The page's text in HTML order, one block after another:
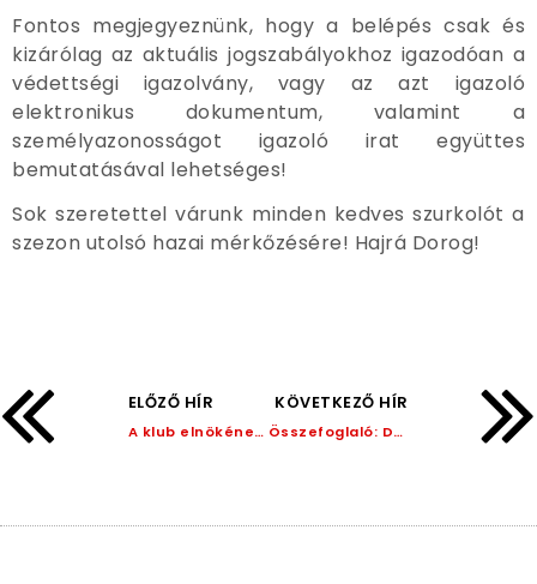
Fontos megjegyeznünk, hogy a belépés csak és
kizárólag az aktuális jogszabályokhoz igazodóan a
védettségi igazolvány, vagy az azt igazoló
elektronikus dokumentum, valamint a
személyazonosságot igazoló irat együttes
bemutatásával lehetséges!
Sok szeretettel várunk minden kedves szurkolót a
szezon utolsó hazai mérkőzésére! Hajrá Dorog!
ELŐZŐ HÍR
A klub elnökének levele szurkolóinkhoz!
KÖVETKEZŐ HÍR
Összefoglaló: Dorogi FC 2 – 0 Nyíregyháza Spartacus FC